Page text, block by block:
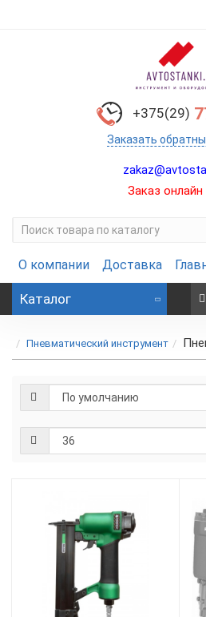
+375(29)
Заказать
Заказ
О компании Доставка
Каталог
Пневматический инструмент